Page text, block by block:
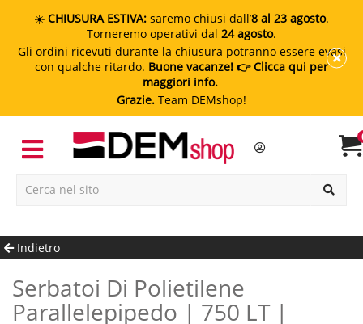
☀️ CHIUSURA ESTIVA: saremo chiusi dall’8 al 23 agosto.
Torneremo operativi dal 24 agosto.
Gli ordini ricevuti durante la chiusura potranno essere evasi
con qualche ritardo. Buone vacanze! 👉 Clicca qui per
maggiori info.
Grazie. Team DEMshop!
Indietro
Serbatoi Di Polietilene
Parallelepipedo | 750 LT |